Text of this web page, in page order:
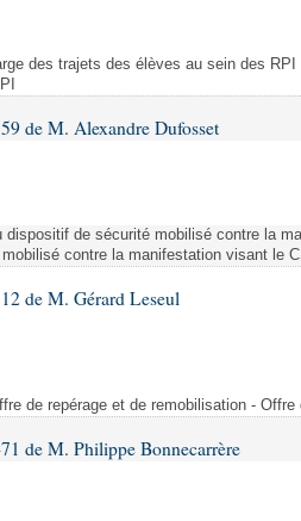
des trajets des élèves au sein des
de M. Alexandre Dufosset
dispositif de sécurité mobilisé contre la
contre la manifestation visant le
de M. Gérard Leseul
de repérage et de remobilisation -
de M. Philippe Bonnecarrère